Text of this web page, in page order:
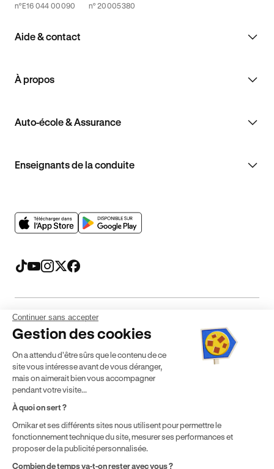
Aide & contact
À propos
Auto-école & Assurance
Enseignants de la conduite
n°E16 044 00090 n° 20005380
Mentions légales CGV CGU Politique de confidentialité
* Détail des conditions de nos offres
localisation géographique et du type de formules que vous
achetez comme détaillé dans nosConditions Générales de
Vente.
Continuer sans accepter
Gestion des cookies
On a attendu d'être sûrs que le contenu de ce
site vous intéresse avant de vous déranger,
mais on aimerait bien vous accompagner
pendant votre visite...
À quoi on sert ?
Ornikar et ses différents sites nous utilisent pour permettre le
fonctionnement technique du site, mesurer ses performances et
proposer de la publicité personnalisée.
Combien de temps va-t-on rester avec vous ?